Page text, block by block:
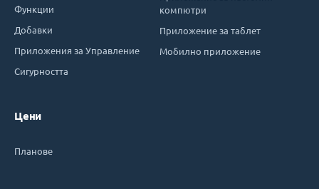
Функции
Добавки
Приложения за Управление
Сигурността
Цени
Планове
компютри
Приложение за таблет
Мобилно приложение